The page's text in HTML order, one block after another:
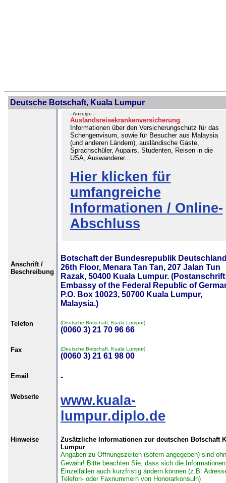
Deutsche Botschaft, Kuala Lumpur
- Anzeige -
Auslandsreisekrankenversicherung
Informationen über den Versicherungschutz für das
Schengenvisum, sowie für Besucher aus Malaysia
(und anderen Ländern), ausländische Gäste,
Sprachschüler, Aupairs, Studenten, Reisen in die
USA, Auswanderer...
Hier klicken für
umfangreiche
Informationen / Online-
Abschluss
Anschrift /
Beschreibung
Botschaft der Bundesrepublik
26th Floor, Menara Tan Tan, 207 Jalan Tun
Razak, 50400 Kuala Lumpur.
Embassy of the Federal Republic of
P.O. Box 10023, 50700 Kuala Lumpur,
Malaysia.)
Telefon (Deutsche Botschaft, Kuala Lumpur)
(0060 3) 21 70 96 66
Fax (Deutsche Botschaft, Kuala Lumpur)
(0060 3) 21 61 98 00
Email -
Webseite
www.kuala-
lumpur.diplo.de
Hinweise
Zusätzliche Informationen zur deutschen Botschaft
Lumpur
Angaben zu Öffnungszeiten (sofern angegeben) sind
Gewähr! Bitte beachten Sie, dass sich die
Einzelfällen auch kurzfristig ändern können (z.B.
Telefon- oder Faxnummern von Honorarkonsuln)